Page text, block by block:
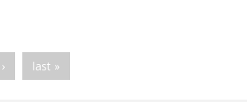
last »